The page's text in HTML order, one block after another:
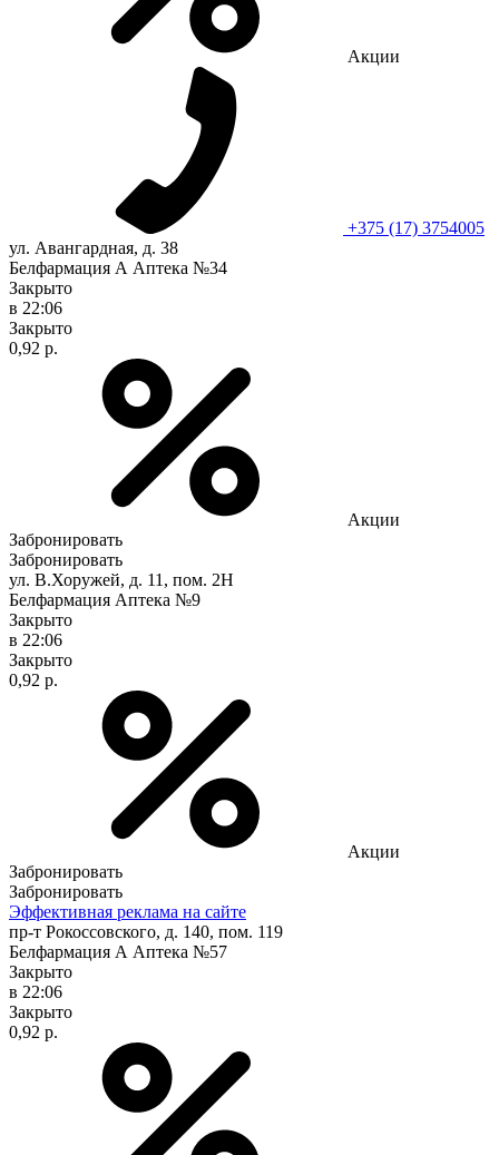
Акции
+375 (17) 3754005
ул. Авангардная, д. 38
Белфармация А Аптека №34
Закрыто
в 22:06
Закрыто
0,92 р.
Акции
Забронировать
Забронировать
ул. В.Хоружей, д. 11, пом. 2Н
Белфармация Аптека №9
Закрыто
в 22:06
Закрыто
0,92 р.
Акции
Забронировать
Забронировать
Эффективная реклама на сайте
пр-т Рокоссовского, д. 140, пом. 119
Белфармация А Аптека №57
Закрыто
в 22:06
Закрыто
0,92 р.